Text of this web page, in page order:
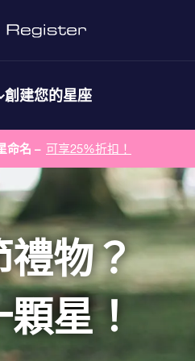
創建您的星座
命名 – 可享25%折扣！
禮物？
星！